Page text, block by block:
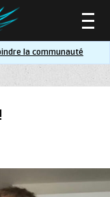
la communauté